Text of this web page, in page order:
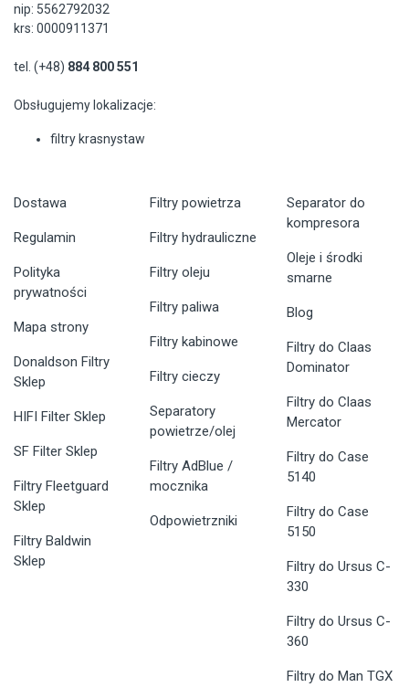
nip: 5562792032
krs: 0000911371
tel. (+48) 884 800 551
Obsługujemy lokalizacje:
filtry krasnystaw
Dostawa
Regulamin
Polityka
prywatności
Mapa strony
Donaldson Filtry
Sklep
HIFI Filter Sklep
SF Filter Sklep
Filtry Fleetguard
Sklep
Filtry Baldwin
Sklep
Filtry powietrza
Filtry hydrauliczne
Filtry oleju
Filtry paliwa
Filtry kabinowe
Filtry cieczy
Separatory
powietrze/olej
Filtry AdBlue /
mocznika
Odpowietrzniki
Separator do
kompresora
Oleje i środki
smarne
Blog
Filtry do Claas
Dominator
Filtry do Claas
Mercator
Filtry do Case
5140
Filtry do Case
5150
Filtry do Ursus C-
330
Filtry do Ursus C-
360
Filtry do Man TGX